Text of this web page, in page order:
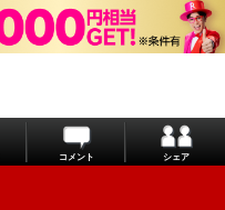
コメント シェア